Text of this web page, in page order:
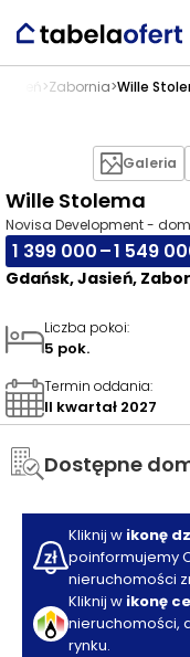
>Zabornia>Wille
Wille Stolema
Novisa Development -
1 399 000 – 1 549
Gdańsk, Jasień,
Galeria
Liczba pokoi:
5 pok.
Termin oddania:
II kwartał 2027
Dostępne
Kliknij w ikonę
poinformujemy
nieruchomości
Kliknij w ikonę
nieruchomości,
rynku.